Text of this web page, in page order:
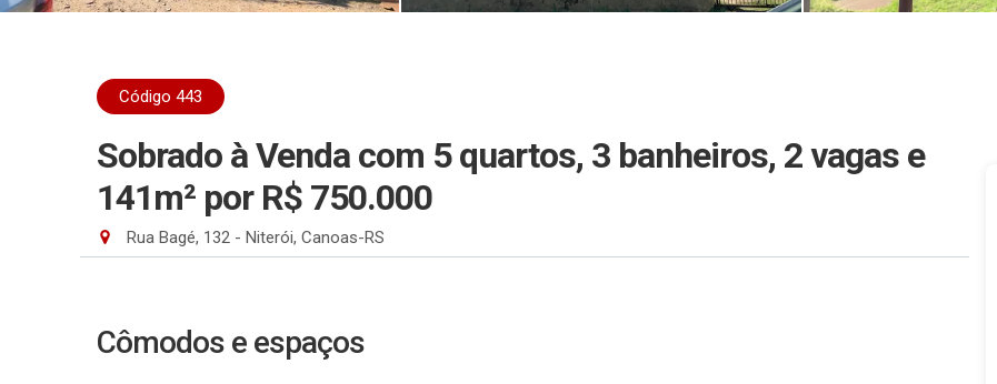
Código 443
Sobrado à Venda com 5 quartos, 3 banheiros, 2 vagas e
141m² por R$ 750.000
Rua Bagé, 132 - Niterói, Canoas-RS
Cômodos e espaços